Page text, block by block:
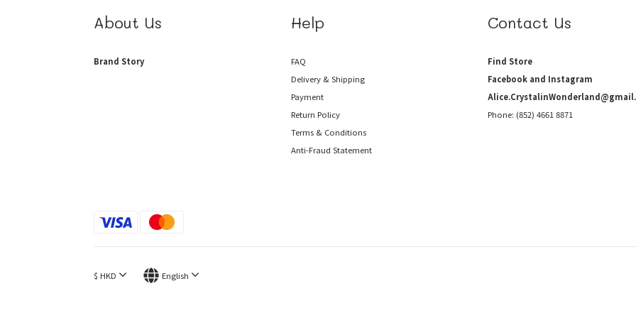
About Us
Brand Story
Help
FAQ
Delivery & Shipping
Payment
Return Policy
Terms & Conditions
Anti-Fraud Statement
Contact Us
Find Store
Facebook and Instagram
Phone: (852) 4661 8871
$ HKD English